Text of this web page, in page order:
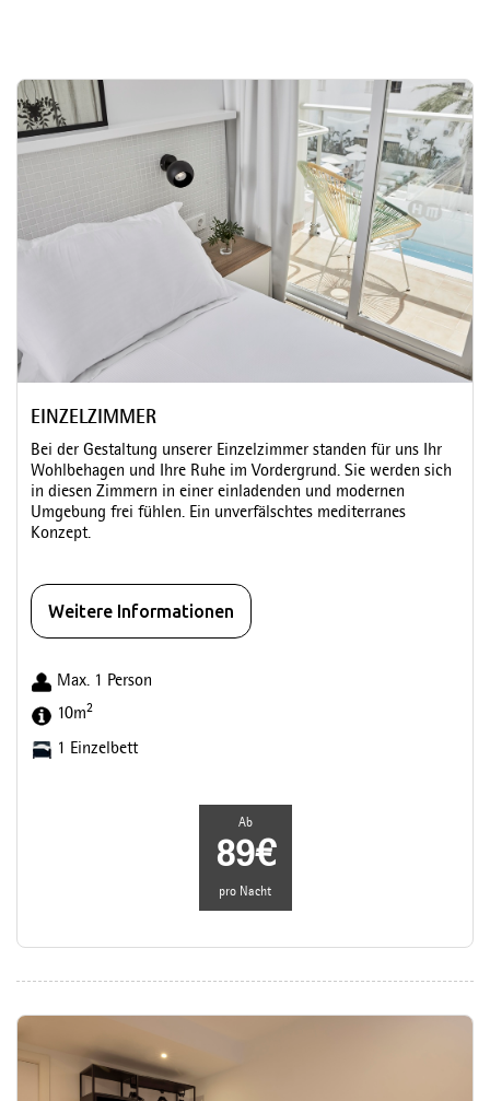
EINZELZIMMER
Bei der Gestaltung unserer Einzelzimmer standen für uns Ihr
Wohlbehagen und Ihre Ruhe im Vordergrund. Sie werden sich
in diesen Zimmern in einer einladenden und modernen
Umgebung frei fühlen. Ein unverfälschtes mediterranes
Konzept.
Weitere Informationen
Max. 1 Person
10m2
1 Einzelbett
Ab
89€
pro Nacht